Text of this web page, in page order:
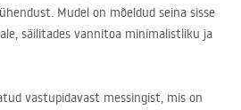
Mudel on mõeldud seina sisse
säilitades vannitoa minimalistliku ja
vastupidavast messingist, mis on